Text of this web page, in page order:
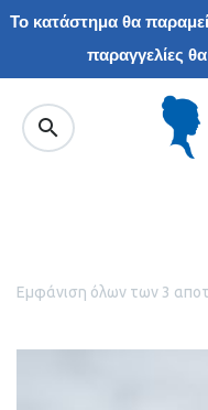
Το κατάστημα θα
παραγγελίες
Εμφάνιση όλων των 3